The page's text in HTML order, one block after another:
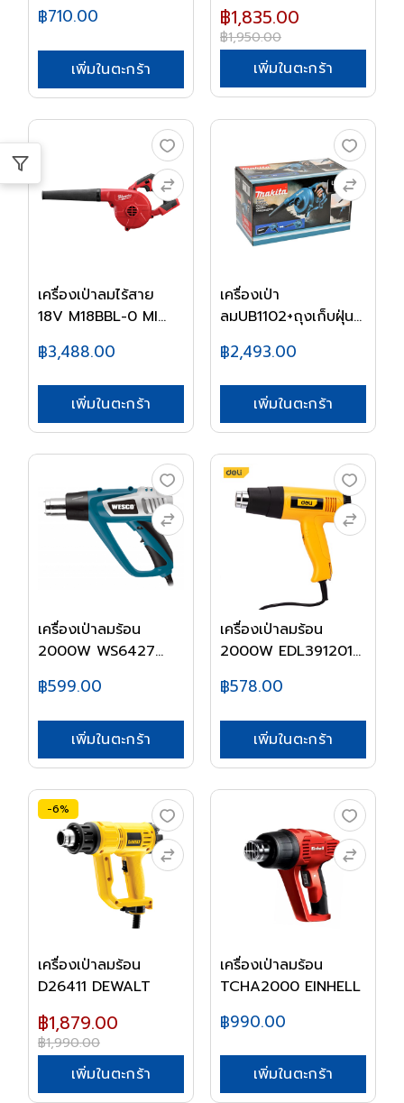
฿710.00
เพิ่มในตะกร้า
฿1,835.00
฿1,950.00
เพิ่มในตะกร้า
เครื่องเป่าลมไร้สาย
18V M18BBL-0 MI...
฿3,488.00
เพิ่มในตะกร้า
เครื่องเป่า
ลมUB1102+ถุงเก็บฝุ่น
฿2,493.00
เพิ่มในตะกร้า
เครื่องเป่าลมร้อน
2000W WS6427
฿599.00
เพิ่มในตะกร้า
เครื่องเป่าลมร้อน
2000W EDL391201
฿578.00
เพิ่มในตะกร้า
-6%
เครื่องเป่าลมร้อน
D26411 DEWALT
฿1,879.00
฿1,990.00
เพิ่มในตะกร้า
เครื่องเป่าลมร้อน
TCHA2000 EINHELL
฿990.00
เพิ่มในตะกร้า